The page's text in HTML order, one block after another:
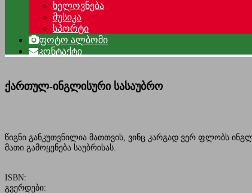
ხელოვნება
მუსიკა
სპორტი
ფოტო ალბომი
კონტაქტი
ქართულ-ინგლისური სასაუბრო
წიგნი განკუთვნილია მათთვის, ვინც კარგად ვერ ფლობს
მათი გამოყენება საუბრისას.
ISBN:
გვერდები: